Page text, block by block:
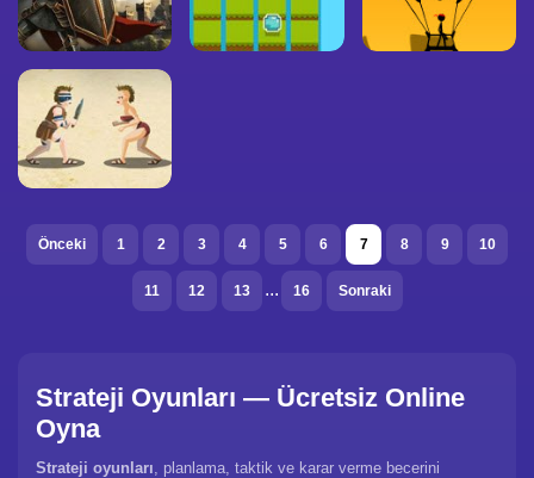
Önceki 1 2 3 4 5 6 7 8 9 10
11 12 13 ... 16 Sonraki
Strateji Oyunları — Ücretsiz Online
Oyna
Strateji oyunları, planlama, taktik ve karar verme becerini